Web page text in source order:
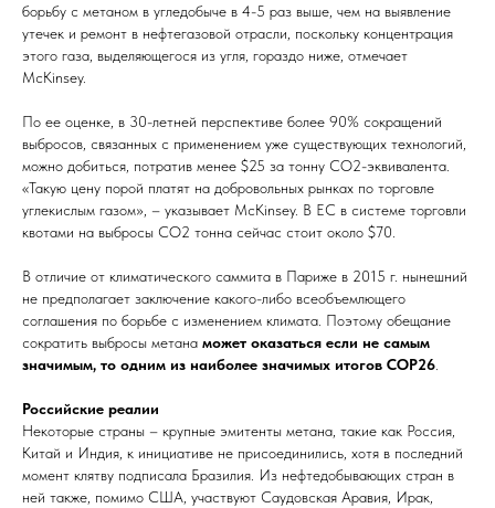
борьбу с метаном в угледобыче в 4-5 раз выше, чем на выявление
утечек и ремонт в нефтегазовой отрасли, поскольку концентрация
этого газа, выделяющегося из угля, гораздо ниже, отмечает
McKinsey.
По ее оценке, в 30-летней перспективе более 90% сокращений
выбросов, связанных с применением уже существующих технологий,
можно добиться, потратив менее $25 за тонну СО2-эквивалента.
«Такую цену порой платят на добровольных рынках по торговле
углекислым газом», – указывает McKinsey. В ЕС в системе торговли
квотами на выбросы СО2 тонна сейчас стоит около $70.
В отличие от климатического саммита в Париже в 2015 г. нынешний
не предполагает заключение какого-либо всеобъемлющего
соглашения по борьбе с изменением климата. Поэтому обещание
сократить выбросы метана может оказаться если не самым
значимым, то одним из наиболее значимых итогов COP26.
Российские реалии
Некоторые страны – крупные эмитенты метана, такие как Россия,
Китай и Индия, к инициативе не присоединились, хотя в последний
момент клятву подписала Бразилия. Из нефтедобывающих стран в
ней также, помимо США, участвуют Саудовская Аравия, Ирак,